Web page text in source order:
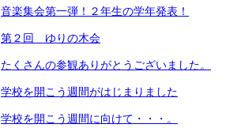
音楽集会第一弾！２年生の学年発表！
第２回 ゆりの木会
たくさんの参観ありがとうございました。
学校を開こう週間がはじまりました
学校を開こう週間に向けて・・・。